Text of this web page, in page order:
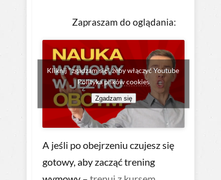
Zapraszam do oglądania:
Kliknij "zgadzam się", żeby włączyć Youtube
Polityka plików cookies
Zgadzam się
A jeśli po obejrzeniu czujesz się
gotowy, aby zacząć trening